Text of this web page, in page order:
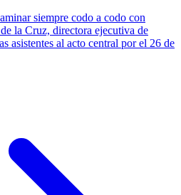
siempre codo a codo con
la Cruz, directora ejecutiva de
asistentes al acto central por el 26 de